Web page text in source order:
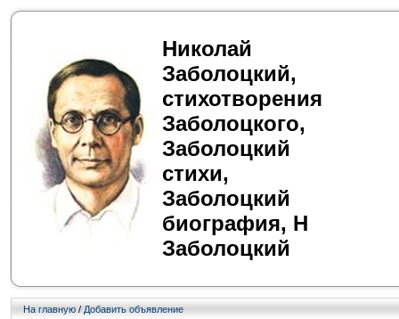
Николай
Заболоцкий,
стихотворения
Заболоцкого,
Заболоцкий
стихи,
Заболоцкий
биография, Н
Заболоцкий
На главную / Добавить объявление